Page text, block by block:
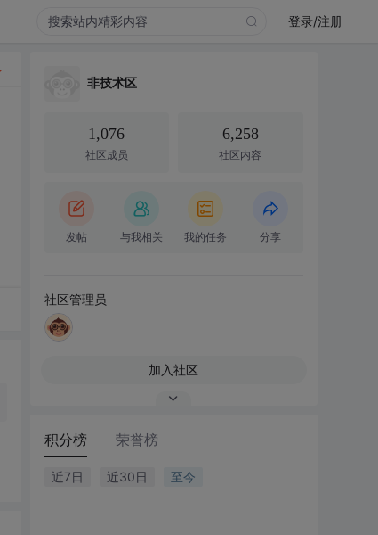
登录/注册
非技术区
1,076
社区成员
6,258
社区内容
发帖 与我相关 我的任务 分享
社区管理员
加入社区
积分榜 荣誉榜
近7日 近30日 至今